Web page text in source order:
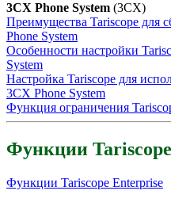
3CX Phone System (3CX)
Преимущества Tariscope для
Phone System
Особенности настройки
System
Настройка Tariscope для
3CX Phone System
Функция ограничения
Функции Tariscope
Функции Tariscope Enterprise